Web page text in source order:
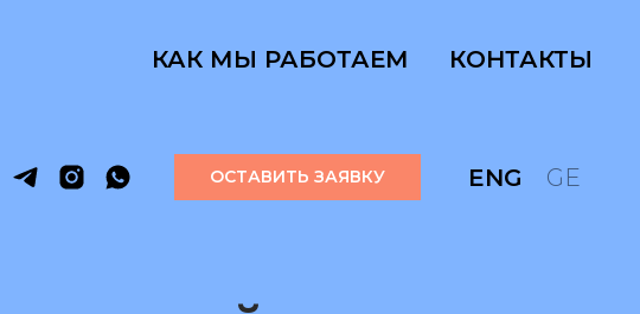
КАК МЫ РАБОТАЕМ КОНТАКТЫ
ОСТАВИТЬ ЗАЯВКУ ENG GE